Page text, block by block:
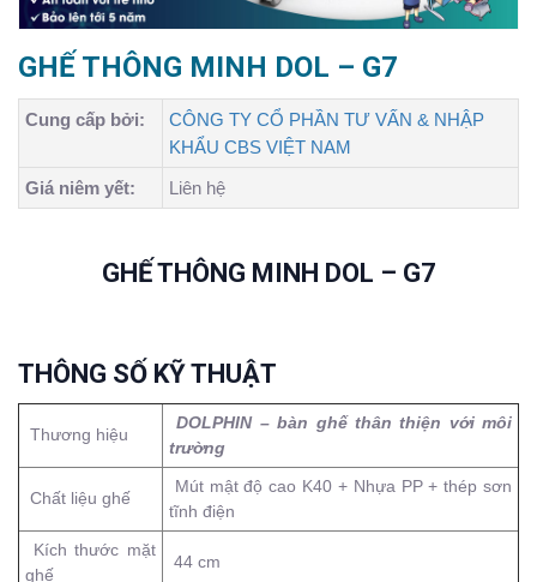
GHẾ THÔNG MINH DOL – G7
Cung cấp bởi:
CÔNG TY CỔ PHẦN TƯ VẤN & NHẬP
KHẨU CBS VIỆT NAM
Giá niêm yết:
Liên hệ
GHẾ THÔNG MINH DOL – G7
THÔNG SỐ KỸ THUẬT
Thương hiệu
DOLPHIN – bàn ghế thân thiện với môi
trường
Chất liệu ghế
Mút mật độ cao K40 + Nhựa PP + thép sơn
tĩnh điện
Kích thước mặt
ghế
44 cm